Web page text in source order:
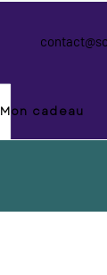
Mon cadeau